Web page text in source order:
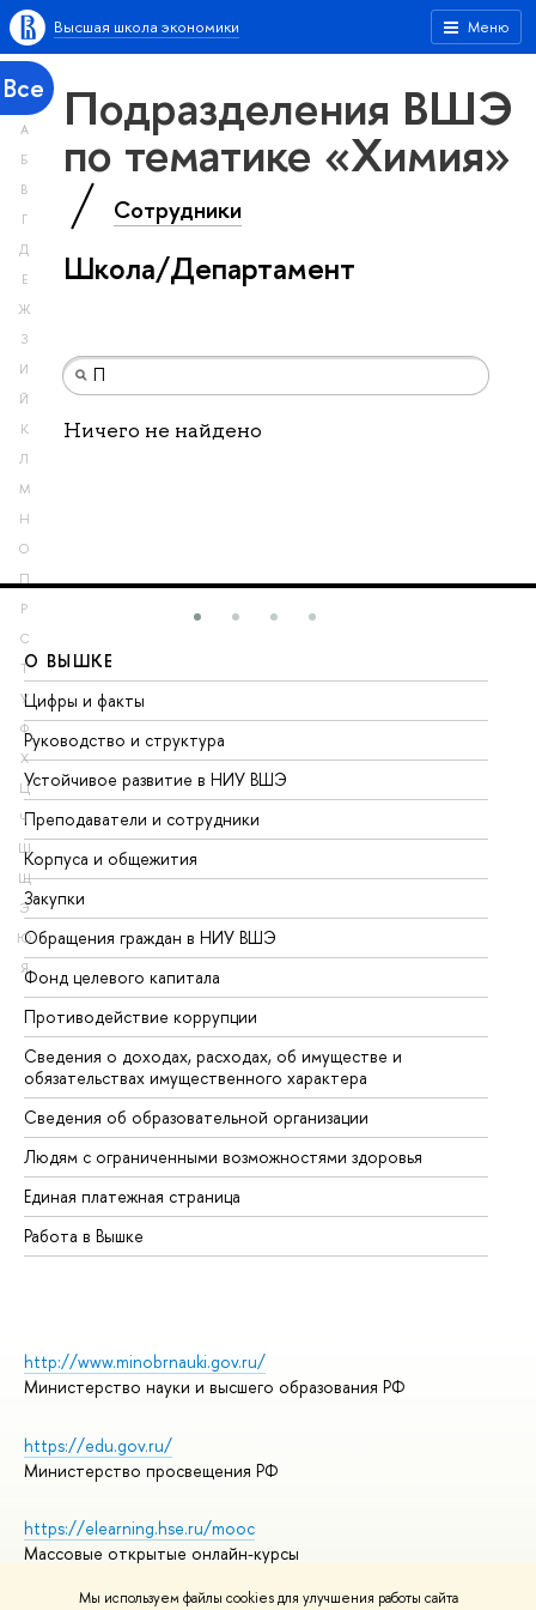
Мы используем файлы cookies для улучшения работы сайта
Меню
Высшая школа экономики
Все
А
Б
В
Г
Д
Е
Ж
З
И
Й
К
Л
М
Н
О
П
Р
С
Т
У
Ф
Х
Ц
Ч
Ш
Щ
Э
Ю
Я
Подразделения ВШЭ
по тематике «Химия»
Сотрудники
Школа/Департамент
Ничего не найдено
О ВЫШКЕ
Цифры и факты
Руководство и структура
Устойчивое развитие в НИУ ВШЭ
Преподаватели и сотрудники
Корпуса и общежития
Закупки
Обращения граждан в НИУ ВШЭ
Фонд целевого капитала
Противодействие коррупции
Сведения о доходах, расходах, об имуществе и
обязательствах имущественного характера
Сведения об образовательной организации
Людям с ограниченными возможностями здоровья
Единая платежная страница
Работа в Вышке
http://www.minobrnauki.gov.ru/
Министерство науки и высшего образования РФ
https://edu.gov.ru/
Министерство просвещения РФ
https://elearning.hse.ru/mooc
Массовые открытые онлайн-курсы